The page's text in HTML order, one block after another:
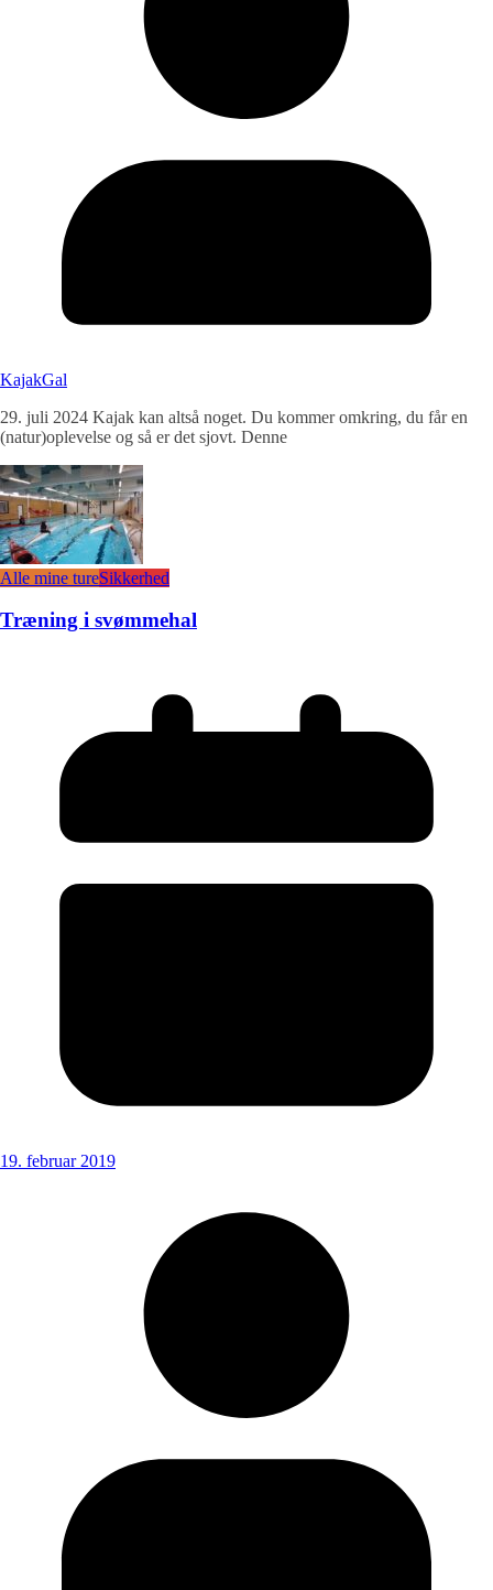
KajakGal
29. juli 2024 Kajak kan altså noget. Du kommer omkring, du får en
(natur)oplevelse og så er det sjovt. Denne
Alle mine tureSikkerhed
Træning i svømmehal
19. februar 2019